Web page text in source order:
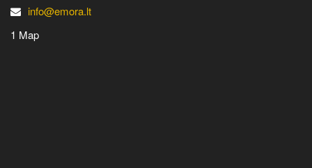
info@emora.lt
1 Map